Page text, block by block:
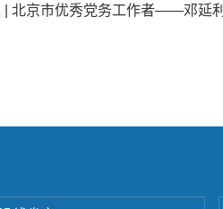
| 北京市优秀党务工作者——邓延利